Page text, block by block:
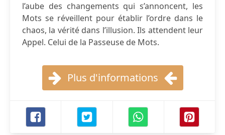
l’aube des changements qui s’annoncent, les
Mots se réveillent pour établir l’ordre dans le
chaos, la vérité dans l’illusion. Ils attendent leur
Appel. Celui de la Passeuse de Mots.
Plus d'informations